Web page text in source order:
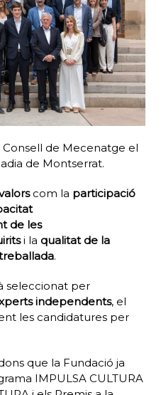
de Mecenatge el
de Montserrat.
com la participació
de les
i la qualitat de la
.
seleccionat per
independents, el
les candidatures per
que la Fundació ja
IMPULSA CULTURA